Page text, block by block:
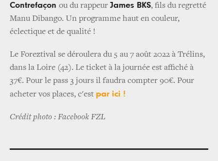
Contrefaçon ou du rappeur James BKS, fils du regretté
Manu Dibango. Un programme haut en couleur,
éclectique et de qualité !
Le Foreztival se déroulera du 5 au 7 août 2022 à Trélins,
dans la Loire (42). Le ticket à la journée est affiché à
37€. Pour le pass 3 jours il faudra compter 90€. Pour
acheter vos places, c'est par ici !
Crédit photo : Facebook FZL